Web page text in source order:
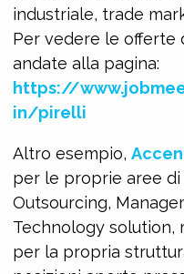
industriale, trade
Per vedere le offerte
andate alla pagina:
https://
in/pirelli
Altro esempio,
per le proprie aree
Outsourcing,
Technology solution,
per la propria